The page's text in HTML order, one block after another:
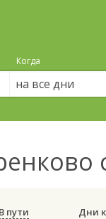
Когда
на все дни
В пути